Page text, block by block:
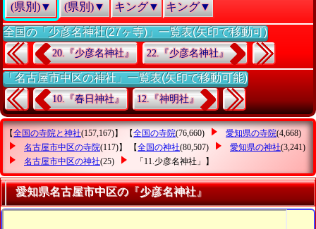
(県別)▼
(県別)▼
キング▼
キング▼
全国の「少彦名神社(27ヶ寺)」一覧表(矢印で移動可)
20.『少彦名神社』 22.『少彦名神社』
「名古屋市中区の神社」一覧表(矢印で移動可能)
10.『春日神社』 12.『神明社』
【全国の寺院と神社(157,167)】 【全国の寺院(76,660) 愛知県の寺院(4,668)
名古屋市中区の寺院(117)】 【全国の神社(80,507) 愛知県の神社(3,241)
名古屋市中区の神社(25) 「11.少彦名神社」 】
愛知県名古屋市中区の『少彦名神社』